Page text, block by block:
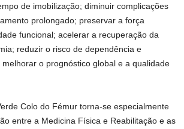
de imobilização; diminuir complicações
prolongado; preservar a força
funcional; acelerar a recuperação da
reduzir o risco de dependência e
o prognóstico global e a qualidade
Colo do Fémur torna-se especialmente
entre a Medicina Física e Reabilitação e as